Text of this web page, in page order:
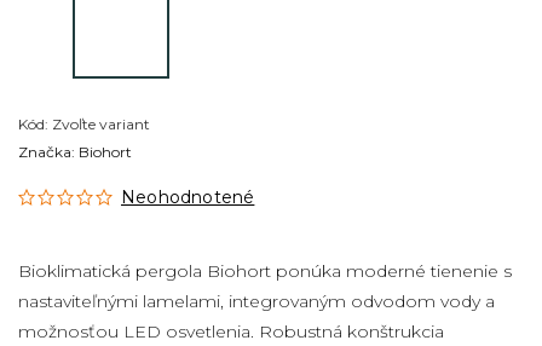
Kód: Zvoľte variant
Neohodnotené
Bioklimatická pergola Biohort ponúka moderné tienenie s
nastaviteľnými lamelami, integrovaným odvodom vody a
možnosťou LED osvetlenia. Robustná konštrukcia
Značka: Biohort